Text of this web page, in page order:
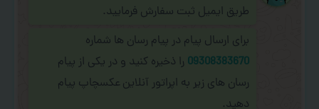
طریق ایمیل ثبت سفارش فرمایید.
برای ارسال پیام در پیام رسان ها شماره
09308383670 را ذخیره کنید و در یکی از پیام
رسان های زیر به اپراتور آنلاین عکسچاپ پیام
دهید.